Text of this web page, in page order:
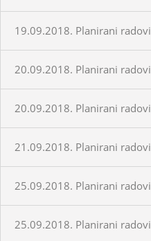
19.09.2018. Planirani
20.09.2018. Planirani
20.09.2018. Planirani
21.09.2018. Planirani
25.09.2018. Planirani
25.09.2018. Planirani